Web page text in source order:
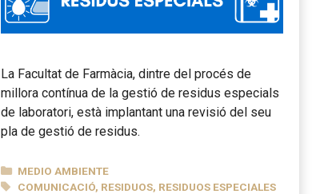
La Facultat de Farmàcia, dintre del procés de
millora contínua de la gestió de residus especials
de laboratori, està implantant una revisió del seu
pla de gestió de residus.
CATEGORÍAS
MEDIO AMBIENTE
ETIQUETAS
COMUNICACIÓ, RESIDUOS, RESIDUOS ESPECIALES